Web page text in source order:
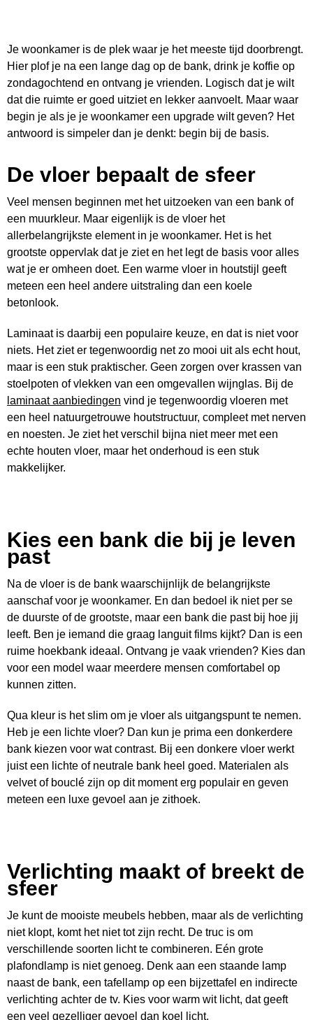
Je woonkamer is de plek waar je het meeste tijd doorbrengt.
Hier plof je na een lange dag op de bank, drink je koffie op
zondagochtend en ontvang je vrienden. Logisch dat je wilt
dat die ruimte er goed uitziet en lekker aanvoelt. Maar waar
begin je als je je woonkamer een upgrade wilt geven? Het
antwoord is simpeler dan je denkt: begin bij de basis.
De vloer bepaalt de sfeer
Veel mensen beginnen met het uitzoeken van een bank of
een muurkleur. Maar eigenlijk is de vloer het
allerbelangrijkste element in je woonkamer. Het is het
grootste oppervlak dat je ziet en het legt de basis voor alles
wat je er omheen doet. Een warme vloer in houtstijl geeft
meteen een heel andere uitstraling dan een koele
betonlook.
Laminaat is daarbij een populaire keuze, en dat is niet voor
niets. Het ziet er tegenwoordig net zo mooi uit als echt hout,
maar is een stuk praktischer. Geen zorgen over krassen van
stoelpoten of vlekken van een omgevallen wijnglas. Bij de
laminaat aanbiedingen vind je tegenwoordig vloeren met
een heel natuurgetrouwe houtstructuur, compleet met nerven
en noesten. Je ziet het verschil bijna niet meer met een
echte houten vloer, maar het onderhoud is een stuk
makkelijker.
Kies een bank die bij je leven
past
Na de vloer is de bank waarschijnlijk de belangrijkste
aanschaf voor je woonkamer. En dan bedoel ik niet per se
de duurste of de grootste, maar een bank die past bij hoe jij
leeft. Ben je iemand die graag languit films kijkt? Dan is een
ruime hoekbank ideaal. Ontvang je vaak vrienden? Kies dan
voor een model waar meerdere mensen comfortabel op
kunnen zitten.
Qua kleur is het slim om je vloer als uitgangspunt te nemen.
Heb je een lichte vloer? Dan kun je prima een donkerdere
bank kiezen voor wat contrast. Bij een donkere vloer werkt
juist een lichte of neutrale bank heel goed. Materialen als
velvet of bouclé zijn op dit moment erg populair en geven
meteen een luxe gevoel aan je zithoek.
Verlichting maakt of breekt de
sfeer
Je kunt de mooiste meubels hebben, maar als de verlichting
niet klopt, komt het niet tot zijn recht. De truc is om
verschillende soorten licht te combineren. Eén grote
plafondlamp is niet genoeg. Denk aan een staande lamp
naast de bank, een tafellamp op een bijzettafel en indirecte
verlichting achter de tv. Kies voor warm wit licht, dat geeft
een veel gezelliger gevoel dan koel licht.